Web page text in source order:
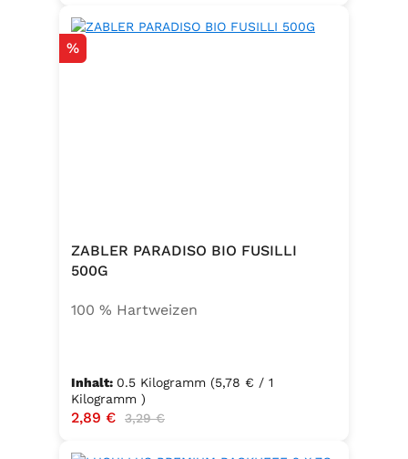
Rabatt
%
ZABLER PARADISO BIO FUSILLI
500G
100 % Hartweizen
Inhalt: 0.5 Kilogramm (5,78 € / 1
Kilogramm )
Verkaufspreis:
2,89 € Regulärer Preis:
3,29 €